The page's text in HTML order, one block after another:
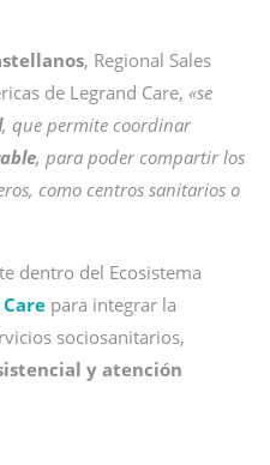
, Regional Sales
de Legrand Care, «se
, que permite coordinar
, para poder compartir los
como centros sanitarios o
dentro del Ecosistema
para integrar la
sociosanitarios,
y atención